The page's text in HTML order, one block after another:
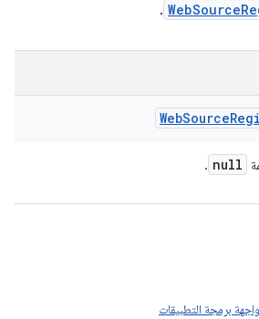
.
WebSource
null
.